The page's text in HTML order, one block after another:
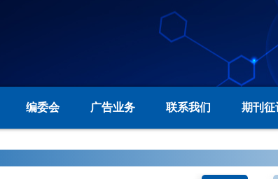
编委会 广告业务 联系我们 期刊征